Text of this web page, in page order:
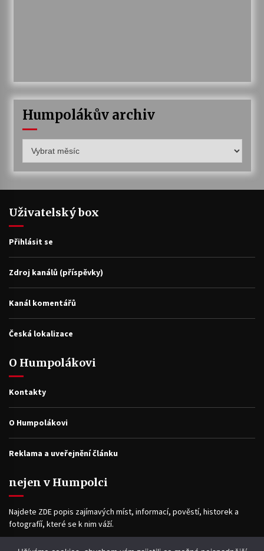
Humpolákův archiv
archiv
Uživatelský box
Přihlásit se
Zdroj kanálů (příspěvky)
Kanál komentářů
Česká lokalizace
O Humpolákovi
Kontakty
O Humpolákovi
Reklama a uveřejnění článku
nejen v Humpolci
Najdete ZDE popis zajímavých míst, informací, pověstí, historek a
fotografíí, které se k nim váží.